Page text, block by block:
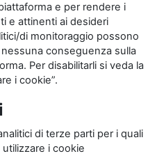
e per rendere i
e attinenti ai desideri
di monitoraggio possono
conseguenza sulla
Per disabilitarli si veda la
i cookie”.
di terze parti per i quali
i cookie